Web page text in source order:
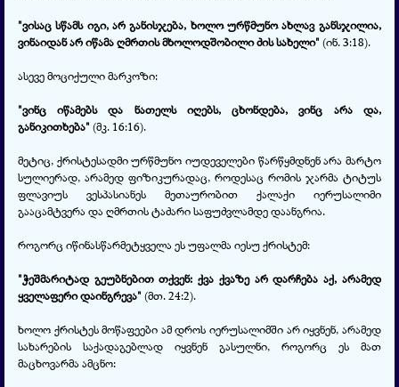
"ვისაც სწამს იგი, არ განისჯება, ხოლო ურწმუნო ახლავ განსჯილია,
ვინაიდან არ იწამა ღმრთის მხოლოდშობილი ძის სახელი" (ინ. 3:18).
ასევე მოციქული მარკოზი:
"ვინც იწამებს და ნათელს იღებს, ცხონდება, ვინც არა და,
განიკითხება" (მკ. 16:16).
მეტიც, ქრისტესადმი ურწმუნო იუდეველები წარწყმდნენ არა მარტო
სულიერად, არამედ ფიზიკურადაც, როდესაც რომის ჯარმა ტიტუს
ფლავიუს ვესპასიანეს მეთაურობით ქალაქი იერუსალიმი
გააცამტვერა და ღმრთის ტაძარი საფუძვლამდე დაანგრია.
როგორც იწინასწარმეტყველა ეს უფალმა იესუ ქრისტემ:
"ჭეშმარიტად გეუბნებით თქვენ: ქვა ქვაზე არ დარჩება აქ, არამედ
ყველაფერი დაინგრევა" (მთ. 24:2).
ხოლო ქრისტეს მოწაფეები ამ დროს იერუსალიმში არ იყვნენ, არამედ
სახარების საქადაგებლად იყვნენ გასულნი, როგორც ეს მათ
მაცხოვარმა ამცნო: